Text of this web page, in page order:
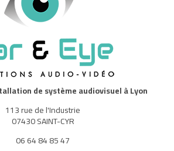
de système audiovisuel à Lyon
113 rue de l'Industrie
07430 SAINT-CYR
06 64 84 85 47